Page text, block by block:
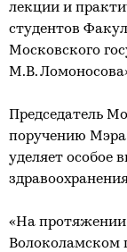
лекции и
студентов
Московского
М.В.
Председатель
поручению
уделяет особое
«На протяжении
Волоколамском